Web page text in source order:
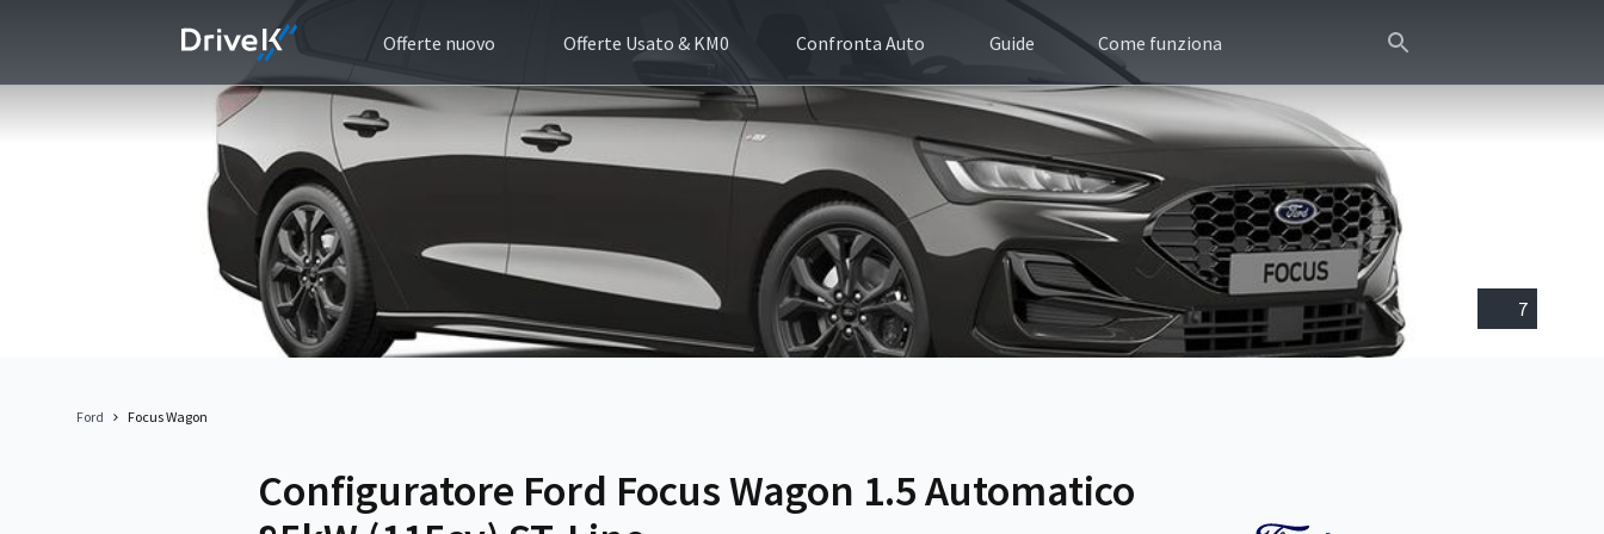
Offerte nuovo Offerte Usato & KM0 Confronta Auto Guide Come funziona
7
Ford Focus Wagon
Configuratore Ford Focus Wagon 1.5 Automatico